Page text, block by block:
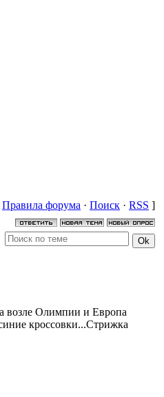
Правила форума · Поиск · RSS ]
возле Олимпии и Европа
кроссовки...Стрижка